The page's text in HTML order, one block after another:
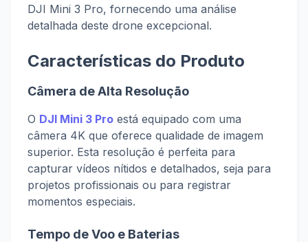
DJI Mini 3 Pro, fornecendo uma análise
detalhada deste drone excepcional.
Características do Produto
Câmera de Alta Resolução
O DJI Mini 3 Pro está equipado com uma
câmera 4K que oferece qualidade de imagem
superior. Esta resolução é perfeita para
capturar vídeos nítidos e detalhados, seja para
projetos profissionais ou para registrar
momentos especiais.
Tempo de Voo e Baterias